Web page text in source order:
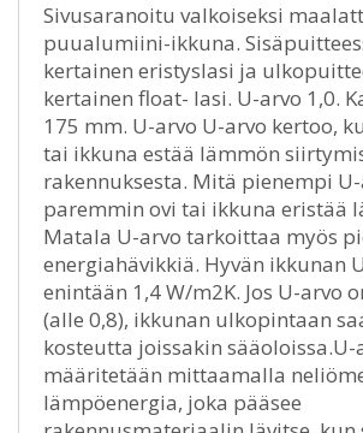
Sivusaranoitu valkoiseksi
puualumiini-ikkuna.
kertainen eristyslasi ja
kertainen float- lasi. U-arvo 1,0.
175 mm. U-arvo U-arvo kertoo,
tai ikkuna estää lämmön
rakennuksesta. Mitä pienempi
paremmin ovi tai ikkuna eristää
Matala U-arvo tarkoittaa myös
energiahävikkiä. Hyvän ikkunan
enintään 1,4 W/m2K. Jos U-arvo
(alle 0,8), ikkunan ulkopintaan
kosteutta joissakin sääoloissa.U-
määritetään mittaamalla
lämpöenergia, joka pääsee